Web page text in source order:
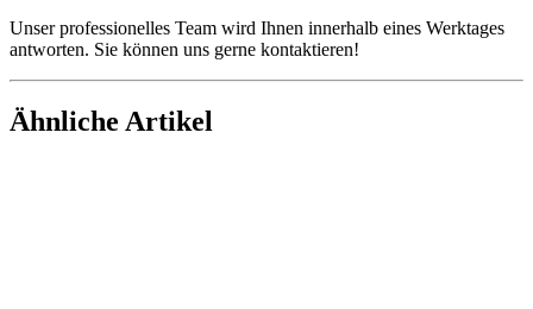
Unser professionelles Team wird Ihnen innerhalb eines Werktages
antworten. Sie können uns gerne kontaktieren!
Ähnliche Artikel